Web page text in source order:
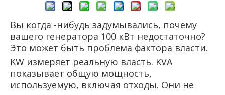
Вы когда -нибудь задумывались, почему
вашего генератора 100 кВт недостаточно?
Это может быть проблема фактора власти.
KW измеряет реальную власть. KVA
показывает общую мощность,
используемую, включая отходы. Они не